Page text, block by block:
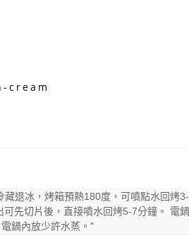
cream
藏退冰，烤箱預熱180度，可噴點水回烤
可先切片後，直接噴水回烤5-7分鐘。 電
鍋內放少許水蒸。"